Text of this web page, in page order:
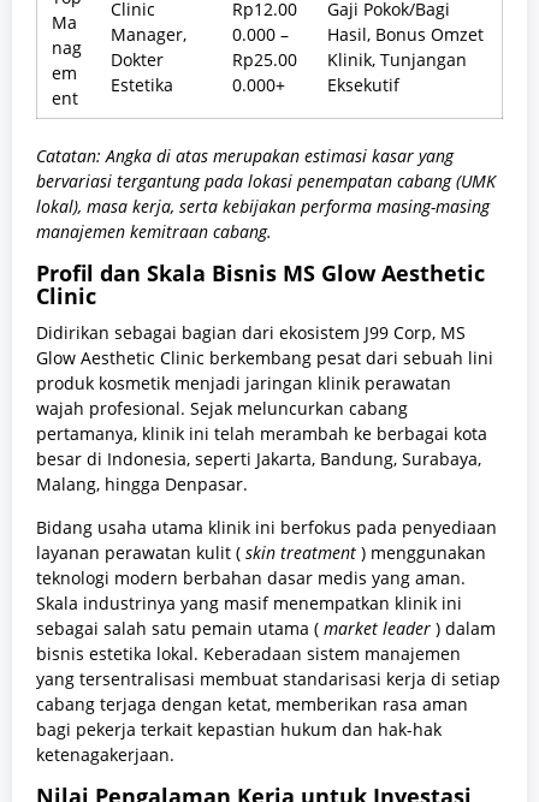
Ma
nag
em
ent
Clinic
Manager,
Dokter
Estetika
Rp12.00
0.000 –
Rp25.00
0.000+
Gaji Pokok/Bagi
Hasil, Bonus Omzet
Klinik, Tunjangan
Eksekutif
Catatan: Angka di atas merupakan estimasi kasar yang
bervariasi tergantung pada lokasi penempatan cabang (UMK
lokal), masa kerja, serta kebijakan performa masing-masing
manajemen kemitraan cabang.
Profil dan Skala Bisnis MS Glow Aesthetic
Clinic
Didirikan sebagai bagian dari ekosistem J99 Corp, MS
Glow Aesthetic Clinic berkembang pesat dari sebuah lini
produk kosmetik menjadi jaringan klinik perawatan
wajah profesional. Sejak meluncurkan cabang
pertamanya, klinik ini telah merambah ke berbagai kota
besar di Indonesia, seperti Jakarta, Bandung, Surabaya,
Malang, hingga Denpasar.
Bidang usaha utama klinik ini berfokus pada penyediaan
layanan perawatan kulit ( skin treatment ) menggunakan
teknologi modern berbahan dasar medis yang aman.
Skala industrinya yang masif menempatkan klinik ini
sebagai salah satu pemain utama ( market leader ) dalam
bisnis estetika lokal. Keberadaan sistem manajemen
yang tersentralisasi membuat standarisasi kerja di setiap
cabang terjaga dengan ketat, memberikan rasa aman
bagi pekerja terkait kepastian hukum dan hak-hak
ketenagakerjaan.
Nilai Pengalaman Kerja untuk Investasi